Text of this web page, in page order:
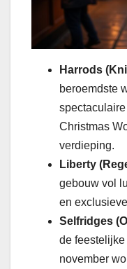
Harrods
beroemdste
Christmas
verdieping.
Liberty
gebouw vol
en
Selfridges
de
november